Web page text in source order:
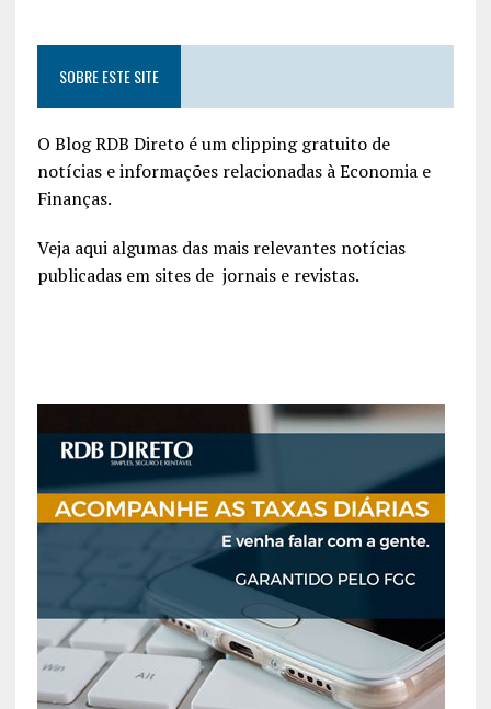
SOBRE ESTE SITE
O Blog RDB Direto é um clipping gratuito de
notícias e informações relacionadas à Economia e
Finanças.
Veja aqui algumas das mais relevantes notícias
publicadas em sites de jornais e revistas.